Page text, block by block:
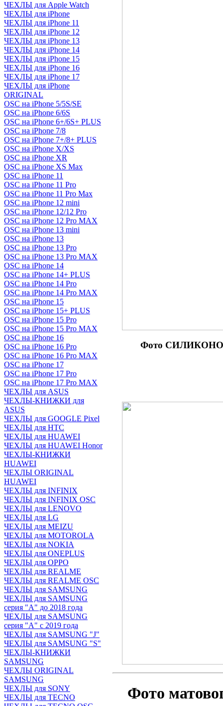
ЧЕХЛЫ для Apple Watch
ЧЕХЛЫ для iPhone
ЧЕХЛЫ для iPhone 11
ЧЕХЛЫ для iPhone 12
ЧЕХЛЫ для iPhone 13
ЧЕХЛЫ для iPhone 14
ЧЕХЛЫ для iPhone 15
ЧЕХЛЫ для iPhone 16
ЧЕХЛЫ для iPhone 17
ЧЕХЛЫ для iPhone
ORIGINAL
OSC на iPhone 5/5S/SE
OSC на iPhone 6/6S
OSC на iPhone 6+/6S+ PLUS
OSC на iPhone 7/8
OSC на iPhone 7+/8+ PLUS
OSC на iPhone X/XS
OSC на iPhone XR
OSC на iPhone XS Max
OSC на iPhone 11
OSC на iPhone 11 Pro
OSC на iPhone 11 Pro Max
OSC на iPhone 12 mini
OSC на iPhone 12/12 Pro
OSC на iPhone 12 Pro MAX
OSC на iPhone 13 mini
OSC на iPhone 13
OSC на iPhone 13 Pro
OSC на iPhone 13 Pro MAX
OSC на iPhone 14
OSC на iPhone 14+ PLUS
OSC на iPhone 14 Pro
OSC на iPhone 14 Pro MAX
OSC на iPhone 15
OSC на iPhone 15+ PLUS
OSC на iPhone 15 Pro
OSC на iPhone 15 Pro MAX
OSC на iPhone 16
OSC на iPhone 16 Pro
OSC на iPhone 16 Pro MAX
OSC на iPhone 17
OSC на iPhone 17 Pro
OSC на iPhone 17 Pro MAX
ЧЕХЛЫ для ASUS
ЧЕХЛЫ-КНИЖКИ для
ASUS
ЧЕХЛЫ для GOOGLE Pixel
ЧЕХЛЫ для HTC
ЧЕХЛЫ для HUAWEI
ЧЕХЛЫ для HUAWEI Honor
ЧЕХЛЫ-КНИЖКИ
HUAWEI
ЧЕХЛЫ ORIGINAL
HUAWEI
ЧЕХЛЫ для INFINIX
ЧЕХЛЫ для INFINIX OSC
ЧЕХЛЫ для LENOVO
ЧЕХЛЫ для LG
ЧЕХЛЫ для MEIZU
ЧЕХЛЫ для MOTOROLA
ЧЕХЛЫ для NOKIA
ЧЕХЛЫ для ONEPLUS
ЧЕХЛЫ для OPPO
ЧЕХЛЫ для REALME
ЧЕХЛЫ для REALME OSC
ЧЕХЛЫ для SAMSUNG
ЧЕХЛЫ для SAMSUNG
серия "A" до 2018 года
ЧЕХЛЫ для SAMSUNG
серия "A" с 2019 года
ЧЕХЛЫ для SAMSUNG "J"
ЧЕХЛЫ для SAMSUNG "S"
ЧЕХЛЫ-КНИЖКИ
SAMSUNG
ЧЕХЛЫ ORIGINAL
SAMSUNG
ЧЕХЛЫ для SONY
ЧЕХЛЫ для TECNO
Фото
Фото